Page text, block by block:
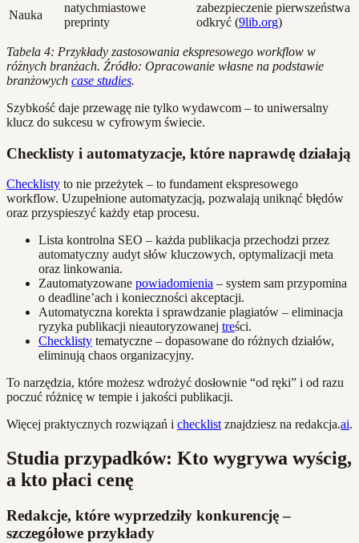
Nauka
natychmiastowe
preprinty
zabezpieczenie pierwszeństwa
odkryć (9lib.org)
Tabela 4: Przykłady zastosowania ekspresowego workflow w
różnych branżach. Źródło: Opracowanie własne na podstawie
branżowych case studies.
Szybkość daje przewagę nie tylko wydawcom – to uniwersalny
klucz do sukcesu w cyfrowym świecie.
Checklisty i automatyzacje, które naprawdę działają
Checklisty to nie przeżytek – to fundament ekspresowego
workflow. Uzupełnione automatyzacją, pozwalają uniknąć błędów
oraz przyspieszyć każdy etap procesu.
Lista kontrolna SEO – każda publikacja przechodzi przez
automatyczny audyt słów kluczowych, optymalizacji meta
oraz linkowania.
Zautomatyzowane powiadomienia – system sam przypomina
o deadline’ach i konieczności akceptacji.
Automatyczna korekta i sprawdzanie plagiatów – eliminacja
ryzyka publikacji nieautoryzowanej treści.
Checklisty tematyczne – dopasowane do różnych działów,
eliminują chaos organizacyjny.
To narzędzia, które możesz wdrożyć dosłownie “od ręki” i od razu
poczuć różnicę w tempie i jakości publikacji.
Więcej praktycznych rozwiązań i checklistznajdziesz na redakcja.ai.
Studia przypadków: Kto wygrywa wyścig,
a kto płaci cenę
Redakcje, które wyprzedziły konkurencję –
szczegółowe przykłady